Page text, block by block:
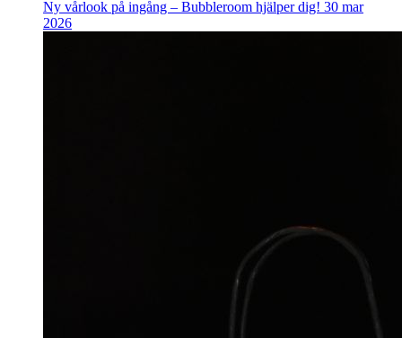
Ny vårlook på ingång – Bubbleroom hjälper dig! 30 mar
2026